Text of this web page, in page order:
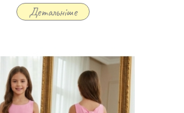
Детальніше